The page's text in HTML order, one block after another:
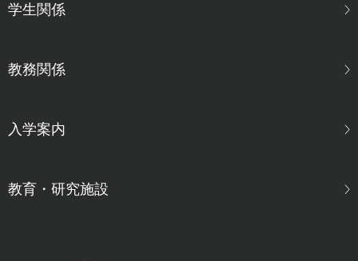
学生関係
教務関係
入学案内
教育・研究施設